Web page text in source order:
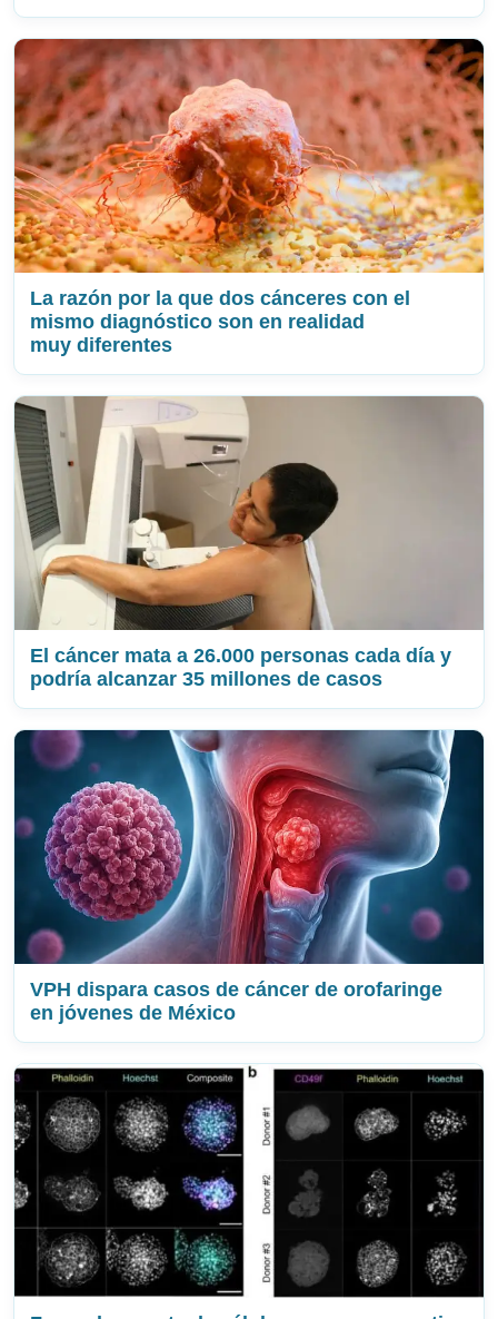
La razón por la que dos cánceres con el
mismo diagnóstico son en realidad
muy diferentes
El cáncer mata a 26.000 personas cada día y
podría alcanzar 35 millones de casos
VPH dispara casos de cáncer de orofaringe
en jóvenes de México